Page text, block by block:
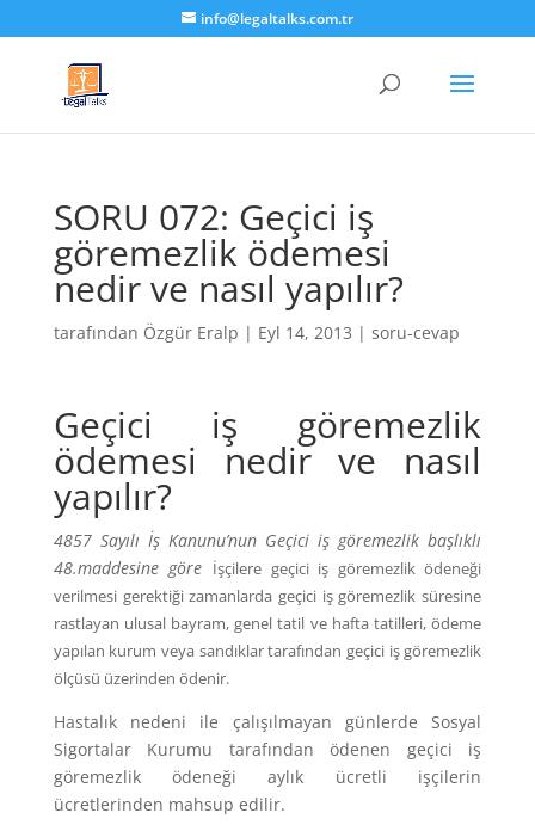
info@legaltalks.com.tr
SORU 072: Geçici iş
göremezlik ödemesi
nedir ve nasıl yapılır?
tarafından Özgür Eralp | Eyl 14, 2013 | soru-cevap
Geçici iş göremezlik
ödemesi nedir ve nasıl
yapılır?
4857 Sayılı İş Kanunu’nun Geçici iş göremezlik başlıklı
48.maddesine göre İşçilere geçici iş göremezlik ödeneği
verilmesi gerektiği zamanlarda geçici iş göremezlik süresine
rastlayan ulusal bayram, genel tatil ve hafta tatilleri, ödeme
yapılan kurum veya sandıklar tarafından geçici iş göremezlik
ölçüsü üzerinden ödenir.
Hastalık nedeni ile çalışılmayan günlerde Sosyal
Sigortalar Kurumu tarafından ödenen geçici iş
göremezlik ödeneği aylık ücretli işçilerin
ücretlerinden mahsup edilir.